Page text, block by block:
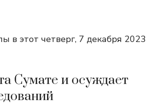
в этот четверг, 7 декабря 2023
Сумате и осуждает